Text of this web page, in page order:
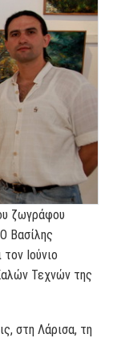
ζωγράφου
Βασίλης
Ιούνιο
Τεχνών της
στη Λάρισα, τη